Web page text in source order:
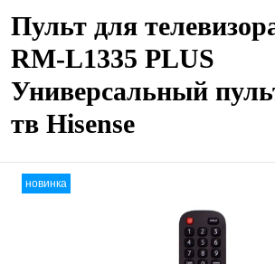
Пульт для
RM-L1335 PLUS
Универсальный
тв Hisense
новинка